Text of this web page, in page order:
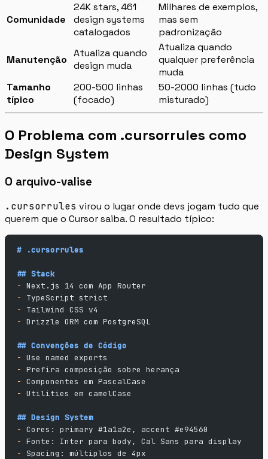
Comunidade
24K stars, 461
design systems
catalogados
Milhares de exemplos,
mas sem
padronização
Manutenção
Atualiza quando
design muda
Atualiza quando
qualquer preferência
muda
Tamanho
típico
200-500 linhas
(focado)
50-2000 linhas (tudo
misturado)
O Problema com .cursorrules como
Design System
O arquivo-valise
.cursorrules virou o lugar onde devs jogam tudo que
querem que o Cursor saiba. O resultado típico:
# .cursorrules
## Stack
- Next.js 14 com App Router
-
TypeScript strict
-
Tailwind CSS v4
- Drizzle ORM com PostgreSQL
## Convenções de Código
- Use named exports
- Prefira composição sobre herança
- Componentes em PascalCase
- Utilities em camelCase
## Design System
- Cores: primary #1a1a2e, accent #e94560
- Fonte: Inter para body, Cal Sans para display
-
Spacing: múltiplos de 4px